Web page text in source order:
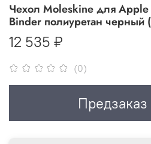
(0)
Чехол Moleskine для
Binder полиуретан черный
12 535 ₽
Предзаказ